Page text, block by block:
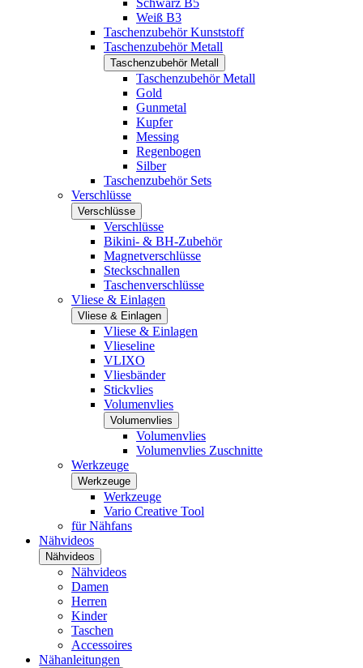
Schwarz B5
Weiß B3
Taschenzubehör Kunststoff
Taschenzubehör Metall
Taschenzubehör Metall
Taschenzubehör Metall
Gold
Gunmetal
Kupfer
Messing
Regenbogen
Silber
Taschenzubehör Sets
Verschlüsse
Verschlüsse
Verschlüsse
Bikini- & BH-Zubehör
Magnetverschlüsse
Steckschnallen
Taschenverschlüsse
Vliese & Einlagen
Vliese & Einlagen
Vliese & Einlagen
Vlieseline
VLIXO
Vliesbänder
Stickvlies
Volumenvlies
Volumenvlies
Volumenvlies
Volumenvlies Zuschnitte
Werkzeuge
Werkzeuge
Werkzeuge
Vario Creative Tool
für Nähfans
Nähvideos
Nähvideos
Nähvideos
Damen
Herren
Kinder
Taschen
Accessoires
Nähanleitungen